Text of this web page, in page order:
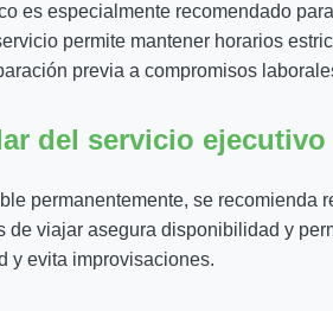
es especialmente recomendado
permite mantener horarios
previa a compromisos
del servicio ejecutivo
permanentemente, se
de viajar asegura disponibilidad y
y evita improvisaciones.